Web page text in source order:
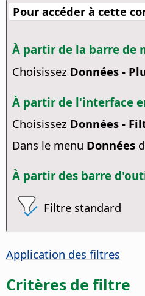
Pour accéder à cette
À partir de la barre de
Choisissez Données -
À partir de l'interface
Choisissez Données -
Dans le menu Données
À partir des barre
Filtre standard
Application des filtres
Critères de filtre